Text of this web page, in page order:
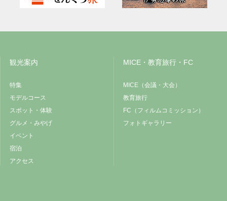
観光案内
特集
モデルコース
スポット・体験
グルメ・みやげ
イベント
宿泊
アクセス
MICE・教育旅行・FC
MICE（会議・大会）
教育旅行
FC（フィルムコミッション）
フォトギャラリー